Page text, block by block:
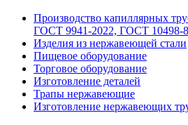
Производство капиллярных
ГОСТ 9941-2022, ГОСТ 10498-
Изделия из нержавеющей стали
Пищевое оборудование
Торговое оборудование
Изготовление деталей
Трапы нержавеющие
Изготовление нержавеющих